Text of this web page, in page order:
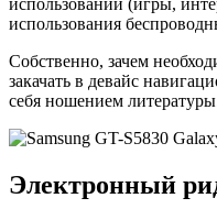
использовании (игры,
использования
Собственно, зачем
закачать в девайс
себя ношением
Электронный